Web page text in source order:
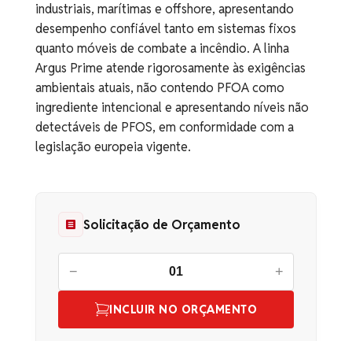
industriais, marítimas e offshore, apresentando
desempenho confiável tanto em sistemas fixos
quanto móveis de combate a incêndio. A linha
Argus Prime atende rigorosamente às exigências
ambientais atuais, não contendo PFOA como
ingrediente intencional e apresentando níveis não
detectáveis de PFOS, em conformidade com a
legislação europeia vigente.
Solicitação de Orçamento
− +
INCLUIR NO ORÇAMENTO